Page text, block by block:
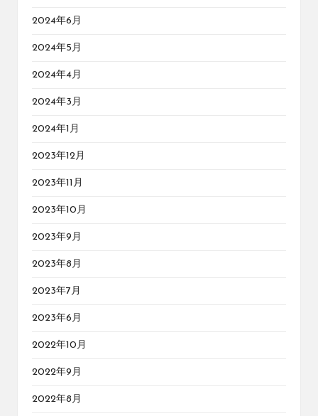
2024年6月
2024年5月
2024年4月
2024年3月
2024年1月
2023年12月
2023年11月
2023年10月
2023年9月
2023年8月
2023年7月
2023年6月
2022年10月
2022年9月
2022年8月